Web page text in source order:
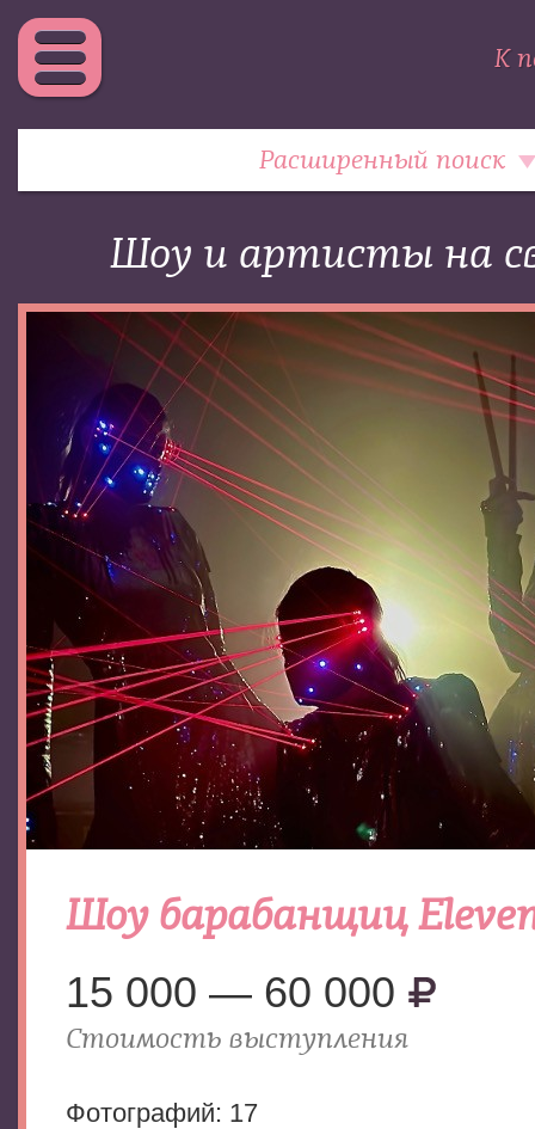
К
Расширенный поиск
Шоу и артисты на
Шоу барабанщиц
15 000 — 60 000
Стоимость выступления
Фотогрaфий: 17